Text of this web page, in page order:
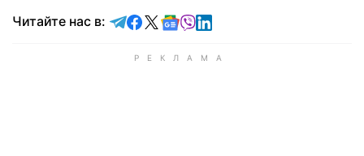
Читайте нас в: Читайте в Telegram
Читайте в Facebook
Читайте в X
Читайте в Google news
Читайте в Viber
Читайте в LinkedIn